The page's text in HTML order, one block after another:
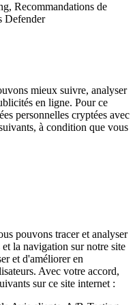
Recommandations de
Defender
mieux suivre, analyser
en ligne. Pour ce
personnelles cryptées avec
à condition que vous
pouvons tracer et analyser
la navigation sur notre site
et d'améliorer en
Avec votre accord,
sur ce site internet :